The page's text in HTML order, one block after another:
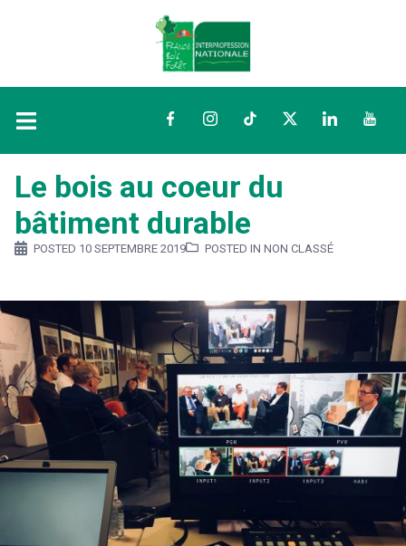
FacebookInstagramTikTokTwitterLinkedIn
Le bois au coeur du
bâtiment durable
POSTED 10 SEPTEMBRE 2019 POSTED IN NON CLASSÉ